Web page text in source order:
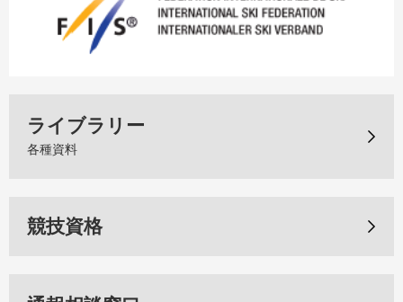
ライブラリー
各種資料
競技資格